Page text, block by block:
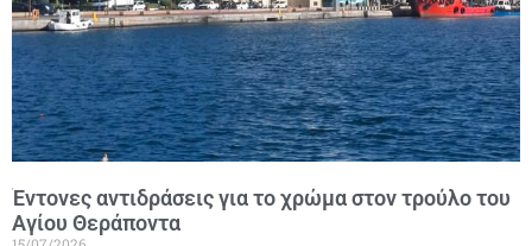
Έντονες αντιδράσεις για το χρώμα στον τρούλο του
Αγίου Θεράποντα